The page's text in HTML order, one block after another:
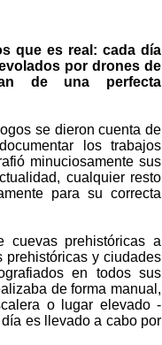
que es real: cada día
por drones de
de una perfecta
se dieron cuenta de
los trabajos
minuciosamente sus
cualquier resto
para su correcta
cuevas prehistóricas a
prehistóricas y ciudades
en todos sus
de forma manual,
o lugar elevado -
es llevado a cabo por